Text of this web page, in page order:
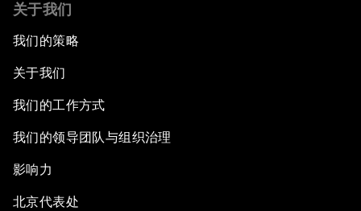
关于我们
我们的策略
关于我们
我们的工作方式
我们的领导团队与组织治理
影响力
北京代表处